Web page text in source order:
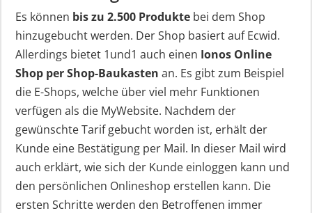
Es können bis zu 2.500 Produkte bei dem Shop
hinzugebucht werden. Der Shop basiert auf Ecwid.
Allerdings bietet 1und1 auch einen Ionos Online
Shop per Shop-Baukasten an. Es gibt zum Beispiel
die E-Shops, welche über viel mehr Funktionen
verfügen als die MyWebsite. Nachdem der
gewünschte Tarif gebucht worden ist, erhält der
Kunde eine Bestätigung per Mail. In dieser Mail wird
auch erklärt, wie sich der Kunde einloggen kann und
den persönlichen Onlineshop erstellen kann. Die
ersten Schritte werden den Betroffenen immer